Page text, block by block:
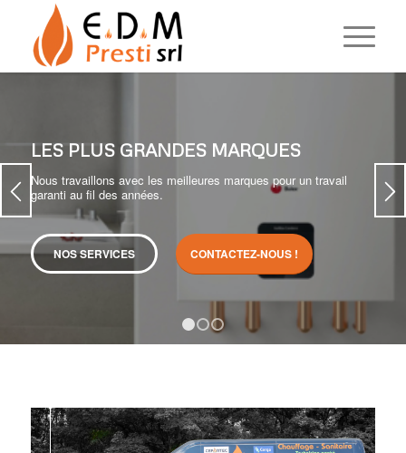
LES PLUS GRANDES MARQUES
Nous travaillons avec les meilleures marques pour un travail
garanti au fil des années.
NOS SERVICES CONTACTEZ-NOUS !
2 3